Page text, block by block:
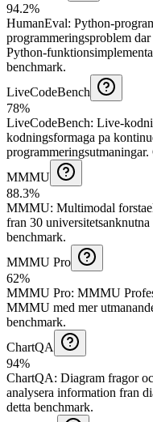
94.2%
HumanEval: Python-
programmeringsproblem
Python-
benchmark.
LiveCodeBench
78%
LiveCodeBench: Live-
kodningsformaga pa
programmeringsutmaningar.
MMMU
88.3%
MMMU: Multimodal
fran 30 universitetsanknutna
benchmark.
MMMU Pro
62%
MMMU Pro: MMMU
MMMU med mer
benchmark.
ChartQA
94%
ChartQA: Diagram fragor
analysera information fran
detta benchmark.